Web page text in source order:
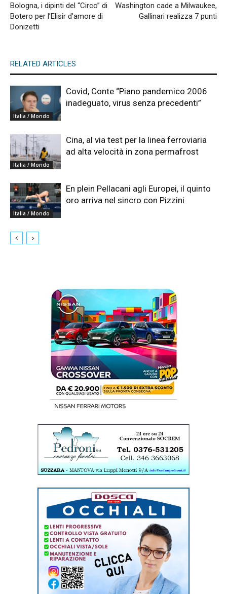
Bologna, i dipinti del “Circo” di
Botero per l’Elisir d’amore di
Donizetti
Washington cade a Milwaukee,
Gallinari realizza 7 punti
RELATED ARTICLES
Italia / Mondo
Covid, Conte “Piano pandemico 2006
inadeguato, virus senza precedenti”
Italia / Mondo
Cina, al via test per la linea ferroviaria
ad alta velocità in zona permafrost
Italia / Mondo
En plein Pellacani agli Europei, il quinto
oro arriva nel sincro con Pizzini